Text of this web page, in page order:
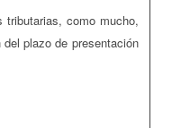
como mucho,
plazo de presentación